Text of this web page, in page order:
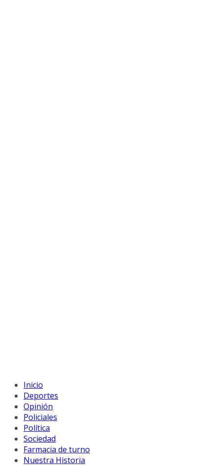
Inicio
Deportes
Opinión
Policiales
Política
Sociedad
Farmacia de turno
Nuestra Historia